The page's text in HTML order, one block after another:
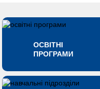
ОСВІТНІ
ПРОГРАМИ